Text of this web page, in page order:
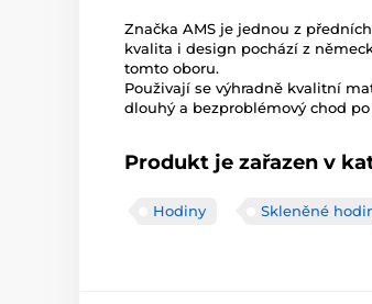
Značka AMS je jednou z
kvalita i design pochází z
tomto oboru.
Použivají se výhradně kvalitní
dlouhý a bezproblémový chod
Produkt je zařazen v
Hodiny Skleněné